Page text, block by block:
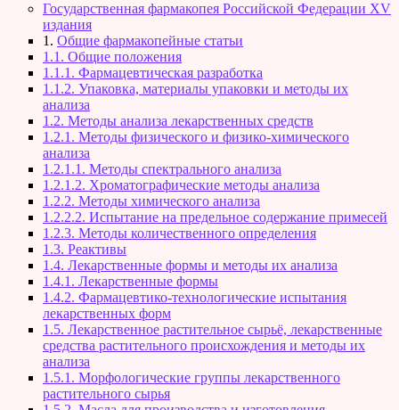
Государственная фармакопея Российской Федерации XV
издания
1. Общие фармакопейные статьи
1.1. Общие положения
1.1.1. Фармацевтическая разработка
1.1.2. Упаковка, материалы упаковки и методы их
анализа
1.2. Методы анализа лекарственных средств
1.2.1. Методы физического и физико-химического
анализа
1.2.1.1. Методы спектрального анализа
1.2.1.2. Хроматографические методы анализа
1.2.2. Методы химического анализа
1.2.2.2. Испытание на предельное содержание примесей
1.2.3. Методы количественного определения
1.3. Реактивы
1.4. Лекарственные формы и методы их анализа
1.4.1. Лекарственные формы
1.4.2. Фармацевтико-технологические испытания
лекарственных форм
1.5. Лекарственное растительное сырьё, лекарственные
средства растительного происхождения и методы их
анализа
1.5.1. Морфологические группы лекарственного
растительного сырья